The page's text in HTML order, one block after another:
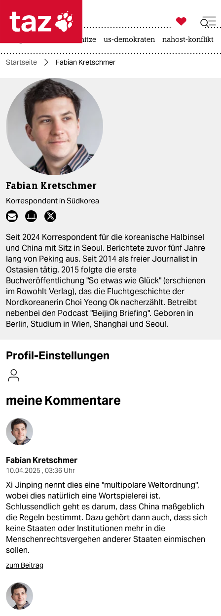
 taz zahl ich
taz zahl ich
themen
politik
öko
gesellschaft
kultur
sport
berlin
nord
wahrheit
verlag
verlag
veranstaltungen
unterstützen
abo
genossenschaft
epaper login

taz zahl ich
hitze us-demokraten nahost-konflikt
Startseite Fabian Kretschmer
Fabian Kretschmer
Korrespondent in Südkorea
Seit 2024 Korrespondent für die koreanische Halbinsel
und China mit Sitz in Seoul. Berichtete zuvor fünf Jahre
lang von Peking aus. Seit 2014 als freier Journalist in
Ostasien tätig. 2015 folgte die erste
Buchveröffentlichung "So etwas wie Glück" (erschienen
im Rowohlt Verlag), das die Fluchtgeschichte der
Nordkoreanerin Choi Yeong Ok nacherzählt. Betreibt
nebenbei den Podcast "Beijing Briefing". Geboren in
Berlin, Studium in Wien, Shanghai und Seoul.
Profil-Einstellungen
meine Kommentare
Fabian Kretschmer
10.04.2025 , 03:36 Uhr
Xi Jinping nennt dies eine "multipolare Weltordnung",
wobei dies natürlich eine Wortspielerei ist.
Schlussendlich geht es darum, dass China maßgeblich
die Regeln bestimmt. Dazu gehört dann auch, dass sich
keine Staaten oder Institutionen mehr in die
Menschenrechtsvergehen anderer Staaten einmischen
sollen.
zum Beitrag